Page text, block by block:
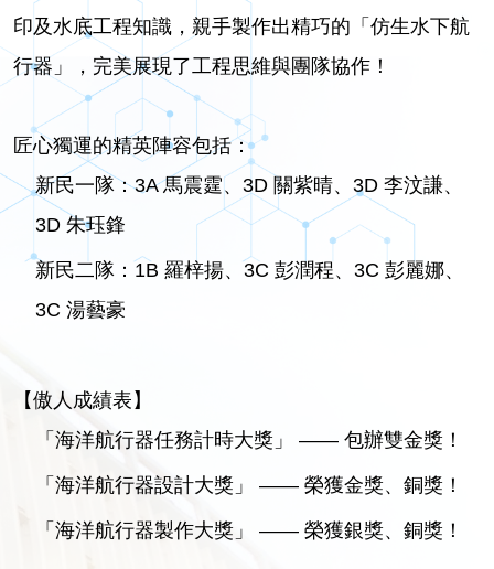
印及水底工程知識，親手製作出精巧的「仿生水下航
行器」，完美展現了工程思維與團隊協作！
匠心獨運的精英陣容包括：
新民一隊：3A 馬震霆、3D 關紫晴、3D 李汶謙、
3D 朱珏鋒
新民二隊：1B 羅梓揚、3C 彭潤程、3C 彭麗娜、
3C 湯藝豪
【傲人成績表】
「海洋航行器任務計時大獎」 —— 包辦雙金獎！
「海洋航行器設計大獎」 —— 榮獲金獎、銅獎！
「海洋航行器製作大獎」 —— 榮獲銀獎、銅獎！